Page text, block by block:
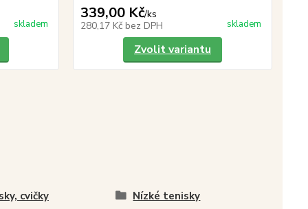
skladem
339,00 Kč/ks
280,17 Kč bez DPH skladem
Zvolit variantu
cvičky
Nízké tenisky